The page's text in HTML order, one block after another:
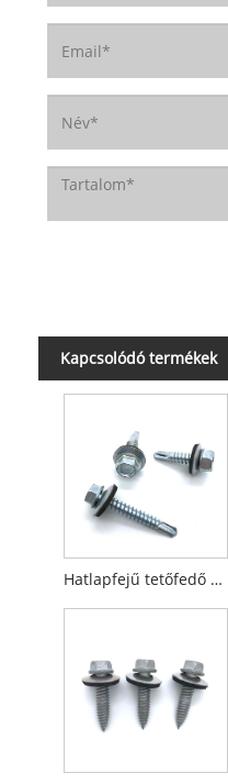
Kapcsolódó termékek
Hatlapfejű tetőfedő csavar Önfúró csavar